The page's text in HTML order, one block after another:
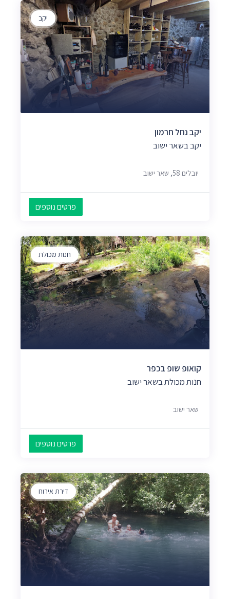
יקב
יקב נחל חרמון
יקב בשאר ישוב
יובלים 58, שאר ישוב
פרטים נוספים
חנות מכולת
קואופ שופ בכפר
חנות מכולת בשאר ישוב
שאר ישוב
פרטים נוספים
דירת אירוח